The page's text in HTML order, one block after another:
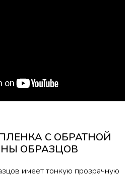
С ОБРАТНОЙ
ОБРАЗЦОВ
имеет тонкую прозрачную